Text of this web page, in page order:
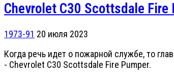
Chevrolet C30 Scottsdale Fire
1973-91 20 июля 2023
Когда речь идет о пожарной службе, то
- Chevrolet C30 Scottsdale Fire Pumper.